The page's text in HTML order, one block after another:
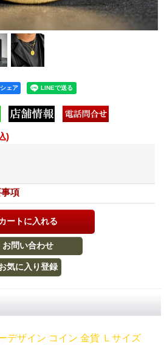
ェア
)
項
デザイン コイン 金貨 Ｌサイズ